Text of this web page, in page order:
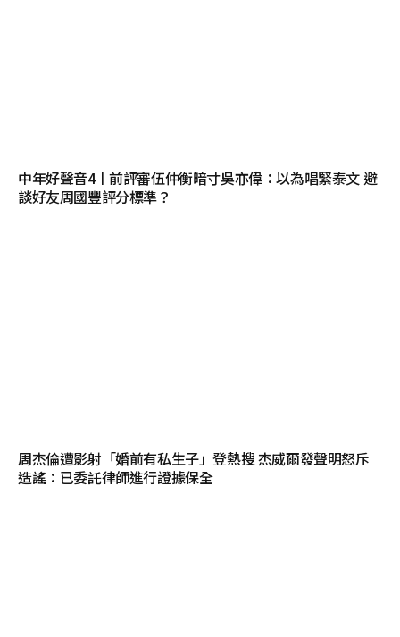
中年好聲音4丨前評審伍仲衡暗寸吳亦偉：以為唱緊泰文 避
談好友周國豐評分標準？
周杰倫遭影射「婚前有私生子」登熱搜 杰威爾發聲明怒斥
造謠：已委託律師進行證據保全